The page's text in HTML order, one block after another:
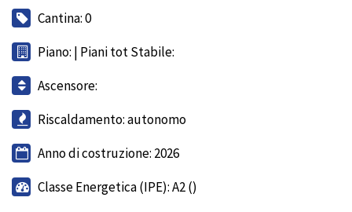
Cantina: 0
Piano: | Piani tot Stabile:
Ascensore:
Riscaldamento: autonomo
Anno di costruzione: 2026
Classe Energetica (IPE): A2 ()